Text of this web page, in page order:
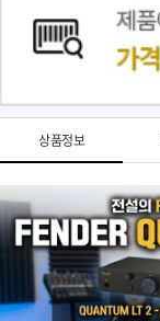
상품정보